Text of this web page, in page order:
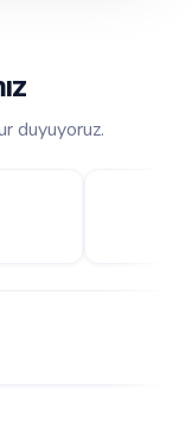
duyuyoruz.